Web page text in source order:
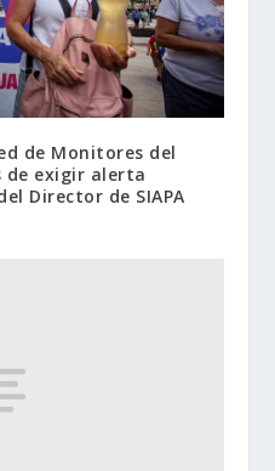
de Monitores del
de exigir alerta
Director de SIAPA